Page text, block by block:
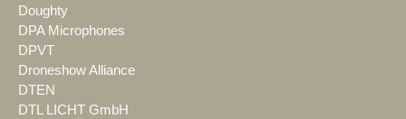
Doughty
DPA Microphones
DPVT
Droneshow Alliance
DTEN
DTL LICHT GmbH